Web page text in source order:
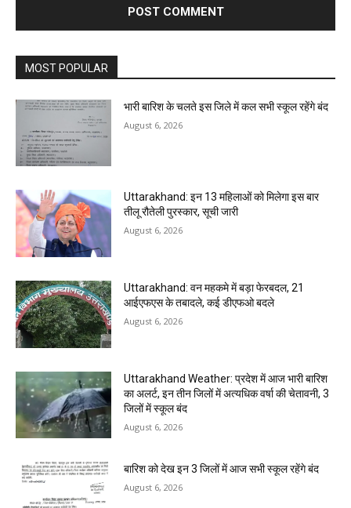
MOST POPULAR
भारी बारिश के चलते इस जिले में कल सभी स्कूल रहेंगे बंद
August 6, 2026
Uttarakhand: इन 13 महिलाओं को मिलेगा इस बार
तीलू रौतेली पुरस्कार, सूची जारी
August 6, 2026
Uttarakhand: वन महकमे में बड़ा फेरबदल, 21
आईएफएस के तबादले, कई डीएफओ बदले
August 6, 2026
Uttarakhand Weather: प्रदेश में आज भारी बारिश
का अलर्ट, इन तीन जिलों में अत्यधिक वर्षा की चेतावनी, 3
जिलों में स्कूल बंद
August 6, 2026
बारिश को देख इन 3 जिलों में आज सभी स्कूल रहेंगे बंद
August 6, 2026